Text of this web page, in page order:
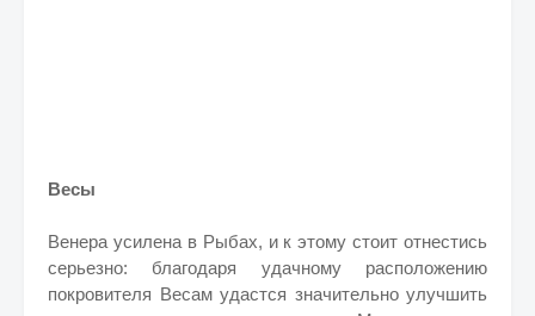
Весы
Венера усилена в Рыбах, и к этому стоит отнестись
серьезно: благодаря удачному расположению
покровителя Весам удастся значительно улучшить